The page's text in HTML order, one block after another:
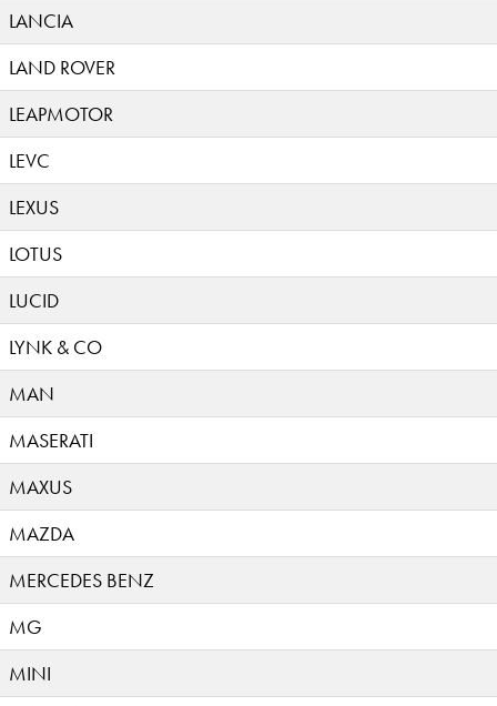
LANCIA
LAND ROVER
LEAPMOTOR
LEVC
LEXUS
LOTUS
LUCID
LYNK & CO
MAN
MASERATI
MAXUS
MAZDA
MERCEDES BENZ
MG
MINI